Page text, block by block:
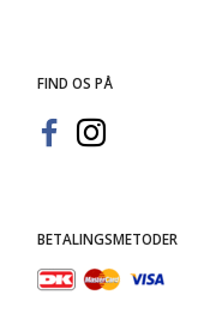
FIND OS PÅ
BETALINGSMETODER